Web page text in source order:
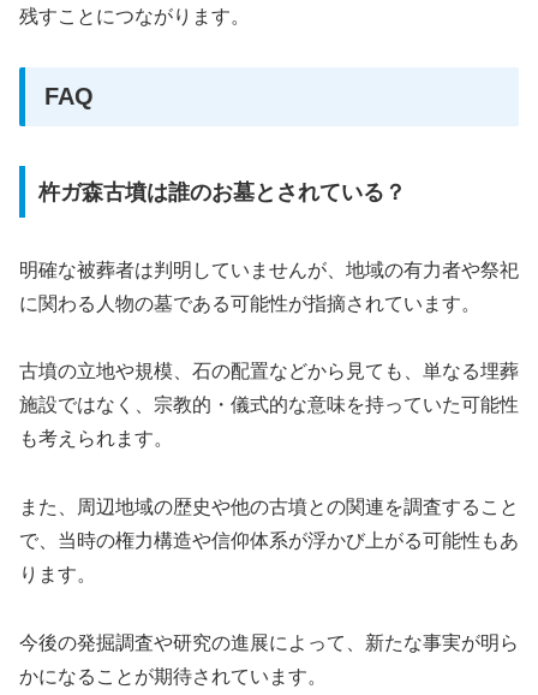
残すことにつながります。
FAQ
杵ガ森古墳は誰のお墓とされている？
明確な被葬者は判明していませんが、地域の有力者や祭祀
に関わる人物の墓である可能性が指摘されています。
古墳の立地や規模、石の配置などから見ても、単なる埋葬
施設ではなく、宗教的・儀式的な意味を持っていた可能性
も考えられます。
また、周辺地域の歴史や他の古墳との関連を調査すること
で、当時の権力構造や信仰体系が浮かび上がる可能性もあ
ります。
今後の発掘調査や研究の進展によって、新たな事実が明ら
かになることが期待されています。